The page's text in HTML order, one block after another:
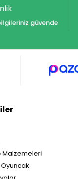
güvende
Malzemeleri